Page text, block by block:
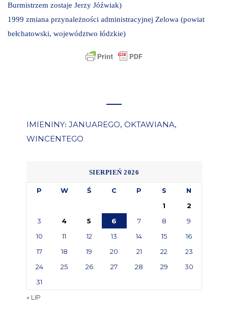
Burmistrzem zostaje Jerzy Jóźwiak)
1999 zmiana przynależności administracyjnej Zelowa (powiat
bełchatowski, województwo łódzkie)
IMIENINY: JANUAREGO, OKTAWIANA,
WINCENTEGO
SIERPIEŃ 2026
P W Ś C P S
N
1
2
3
4 5 6 7 8
9
10
11 12 13 14 15
16
17
18 19 20 21 22
23
24
25 26 27 28 29
30
31
« LIP